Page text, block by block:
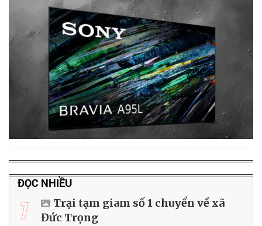
ĐỌC NHIỀU
1
Trại tạm giam số 1 chuyển về xã
Đức Trọng